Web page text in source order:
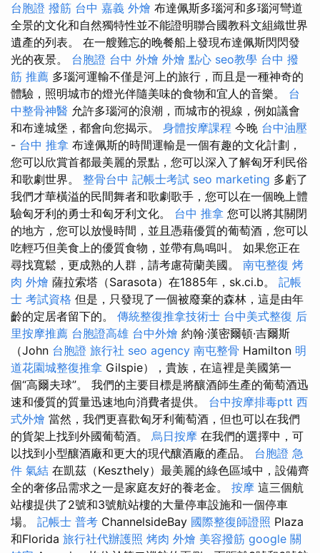
台胞證 撥筋 台中 嘉義 外燴 布達佩斯多瑙河和多瑙河彎道
全景的文化和自然獨特性並不能證明聯合國教科文組織世界
遺產的列表。 在一艘難忘的晚餐船上發現布達佩斯閃閃發
光的夜景。 台胞證 台中 外燴 外燴 點心 seo教學 台中 撥
筋 推薦 多瑙河運輸不僅是河上的旅行，而且是一種神奇的
體驗，照明城市的燈光伴隨美味的食物和宜人的音樂。 台
中整骨神醫 允許多瑙河的浪潮，而城市的視線，例如議會
和布達城堡，都會向您揭示。 身體按摩課程 今晚 台中油壓
- 台中 推拿 布達佩斯的時間運輸是一個有趣的文化計劃，
您可以欣賞首都最美麗的景點，您可以深入了解匈牙利民俗
和歌劇世界。 整骨台中 記帳士考試 seo marketing 多虧了
我們才華橫溢的民間舞者和歌劇歌手，您可以在一個晚上體
驗匈牙利的勇士和匈牙利文化。 台中 推拿 您可以將其關閉
的地方，您可以放慢時間，並且憑藉優質的葡萄酒，您可以
吃輕巧但美食上的優質食物，並帶有鳥鳴叫。 如果您正在
尋找寬鬆，更成熟的人群，請考慮荷蘭美國。 南屯整復 烤
肉 外燴 薩拉索塔（Sarasota）在1885年，sk.ci.b。 記帳
士 考試資格 但是，只發現了一個被廢棄的森林，這是由年
齡的定居者留下的。 傳統整復推拿技術士 台中美式整復 后
里按摩推薦 台胞證高雄 台中外燴 約翰·漢密爾頓·吉爾斯
（John 台胞證 旅行社 seo agency 南屯整骨 Hamilton 明
道花園城整復推拿 Gilspie），貴族，在這裡是美國第一
個“高爾夫球”。 我們的主要目標是將釀酒師生產的葡萄酒迅
速和優質的質量迅速地向消費者提供。 台中按摩排毒ptt 西
式外燴 當然，我們更喜歡匈牙利葡萄酒，但也可以在我們
的貨架上找到外國葡萄酒。 烏日按摩 在我們的選擇中，可
以找到小型釀酒廠和更大的現代釀酒廠的產品。 台胞證 急
件 氣結 在凱茲（Keszthely）最美麗的綠色區域中，設備齊
全的奢侈品需求之一是家庭友好的養老金。 按摩 這三個航
站樓提供了2號和3號航站樓的大量停車設施和一個停車
場。 記帳士 普考 ChannelsideBay 國際整復師證照 Plaza
和Florida 旅行社代辦護照 烤肉 外燴 美容撥筋 google 關